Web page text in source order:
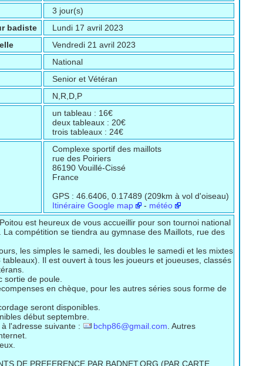
3 jour(s)
badiste
Lundi 17 avril 2023
Vendredi 21 avril 2023
National
Senior et Vétéran
N,R,D,P
un tableau : 16€
deux tableaux : 20€
trois tableaux : 24€
Complexe sportif des maillots
rue des Poiriers
86190 Vouillé-Cissé
France
GPS : 46.6406, 0.17489 (209km à vol d'oiseau)
Itinéraire Google map
- météo
est heureux de vous accueillir pour son tournoi national
La compétition se tiendra au gymnase des Maillots, rue des
les simples le samedi, les doubles le samedi et les mixtes
Il est ouvert à tous les joueurs et joueuses, classés
sortie de poule.
en chèque, pour les autres séries sous forme de
seront disponibles.
début septembre.
l'adresse suivante :
bchp86@gmail.com. Autres
DE PREFERENCE PAR BADNET.ORG (PAR CARTE